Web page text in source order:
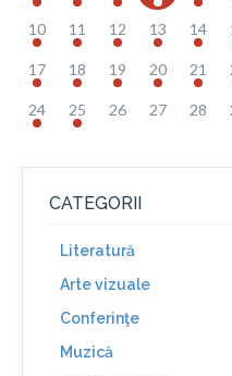
10 11 12 13 14
17 18 19 20 21
24 25 26 27 28
CATEGORII
Literatură
Arte vizuale
Conferinţe
Muzică